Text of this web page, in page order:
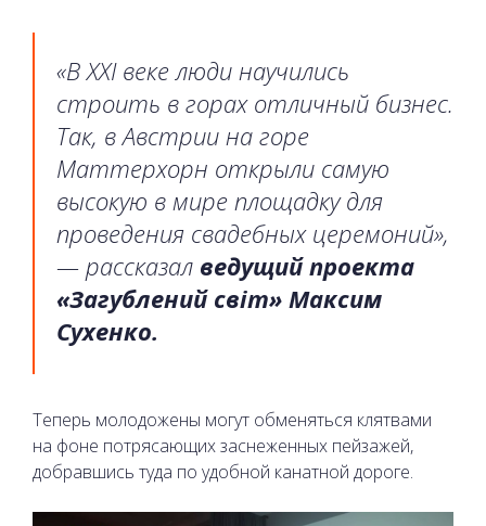
«В XXI веке люди научились
строить в горах отличный бизнес.
Так, в Австрии на горе
Маттерхорн открыли самую
высокую в мире площадку для
проведения свадебных церемоний»,
— рассказал ведущий проекта
«Загублений світ» Максим
Сухенко.
Теперь молодожены могут обменяться клятвами
на фоне потрясающих заснеженных пейзажей,
добравшись туда по удобной канатной дороге.